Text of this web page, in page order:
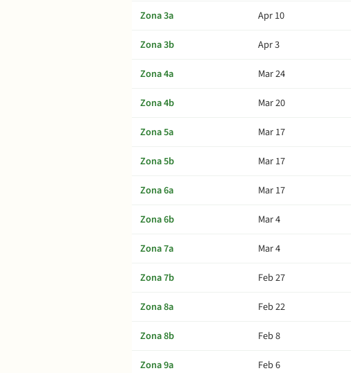
Zona 3a
Apr 10
Zona 3b
Apr 3
Zona 4a
Mar 24
Zona 4b
Mar 20
Zona 5a
Mar 17
Zona 5b
Mar 17
Zona 6a
Mar 17
Zona 6b
Mar 4
Zona 7a
Mar 4
Zona 7b
Feb 27
Zona 8a
Feb 22
Zona 8b
Feb 8
Zona 9a
Feb 6